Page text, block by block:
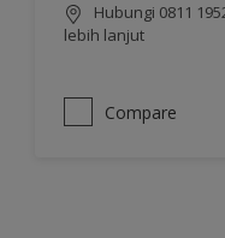
Hubungi 0811
lebih lanjut
Compare